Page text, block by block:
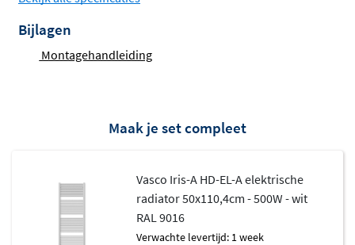
weekprogramma
Zo stap je elke ochtend de badkamer binnen met warme
maakt de radiator gebruiksvriendelijk en efficiënt.
en vermogens
De radiator is leverbaar in verschillende hoogtes en
Bijlagen
Montagehandleiding
Maak je set compleet
Vasco Iris-A HD-EL-A elektrische
radiator 50x110,4cm - 500W - wit
RAL 9016
Verwachte levertijd: 1 week